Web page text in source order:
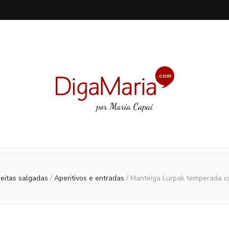
salgadas / Aperitivos e entradas / Manteiga Lurpak temperada